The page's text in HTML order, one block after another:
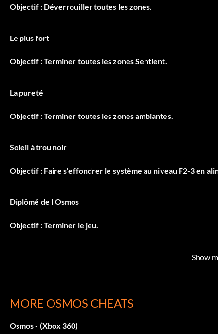
Objectif : Déverrouiller toutes les zones.
Le plus fort
Objectif : Terminer toutes les zones Sentient.
La pureté
Objectif : Terminer toutes les zones ambiantes.
Soleil à trou noir
Objectif : Faire s'effondrer le système au niveau F2-3 en
Diplômé de l'Osmos
Objectif : Terminer le jeu.
Maître des profondeurs
Show
MORE OSMOS CHEATS
Osmos - (Xbox 360)